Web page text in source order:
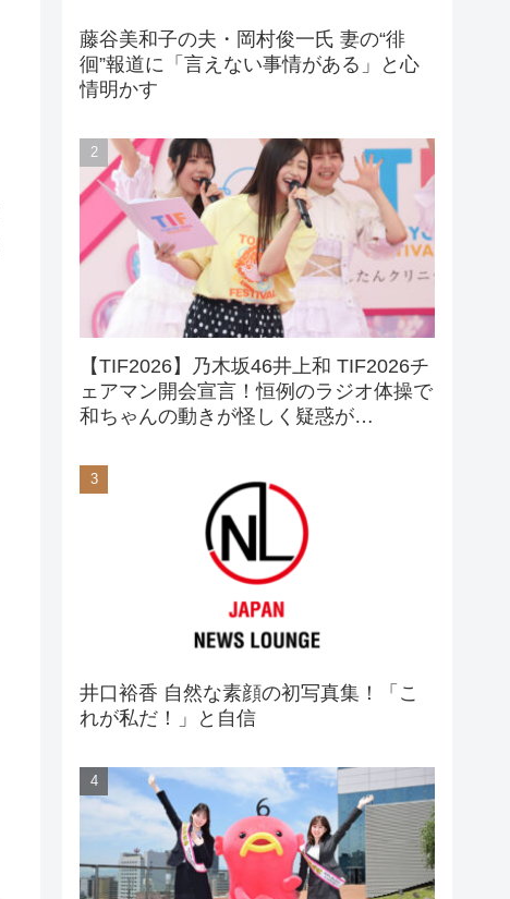
藤谷美和子の夫・岡村俊一氏 妻の“徘
徊”報道に「言えない事情がある」と心
情明かす
【TIF2026】乃木坂46井上和 TIF2026チ
ェアマン開会宣言！恒例のラジオ体操で
和ちゃんの動きが怪しく疑惑が…
井口裕香 自然な素顔の初写真集！「こ
れが私だ！」と自信